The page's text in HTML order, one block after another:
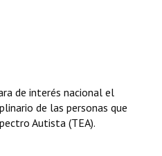
de interés nacional el
de las personas que
Autista (TEA).